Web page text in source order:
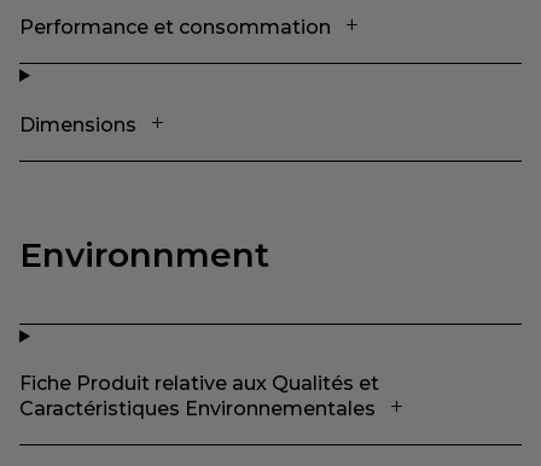
Performance et consommation
Dimensions
Environnment
Fiche Produit relative aux Qualités et
Caractéristiques Environnementales